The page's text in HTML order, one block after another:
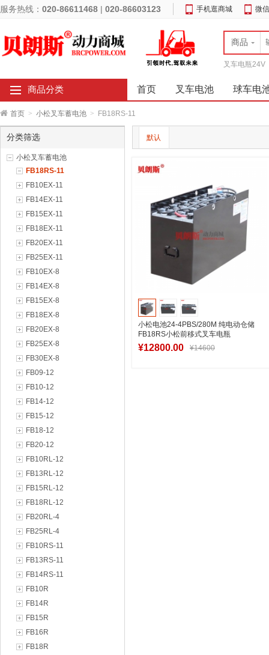
服务热线： 020-86611468 | 020-86603123 手机逛商城 微
商品
叉车电瓶24V
商品分类 首页 叉车电池 球车电
首页 > 小松叉车蓄电池 > FB18RS-11
分类筛选
小松叉车蓄电池
FB18RS-11
FB10EX-11
FB14EX-11
FB15EX-11
FB18EX-11
FB20EX-11
FB25EX-11
FB10EX-8
FB14EX-8
FB15EX-8
FB18EX-8
FB20EX-8
FB25EX-8
FB30EX-8
FB09-12
FB10-12
FB14-12
FB15-12
FB18-12
FB20-12
FB10RL-12
FB13RL-12
FB15RL-12
FB18RL-12
FB20RL-4
FB25RL-4
FB10RS-11
FB13RS-11
FB14RS-11
FB10R
FB14R
FB15R
FB16R
FB18R
默认
小松电池24-4PBS/280M 纯电动仓储
FB18RS小松前移式叉车电瓶
280Ah/48V
¥12800.00 ¥14600